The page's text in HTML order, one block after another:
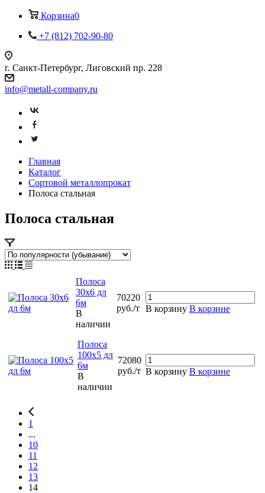
Корзина0
+7 (812) 702-90-80
г. Санкт-Петербург, Лиговский пр. 228
info@metall-company.ru
Главная
Каталог
Сортовой металлопрокат
Полоса стальная
Полоса стальная
Полоса
30х6 дл
6м
В
наличии
70220
руб./т В корзину В корзине
Полоса
100х5 дл
6м
В
наличии
72080
руб./т В корзину В корзине
1
...
10
11
12
13
14